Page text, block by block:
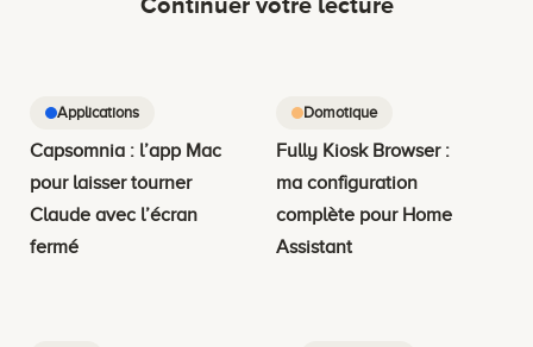
Applications
Capsomnia : l’app Mac
pour laisser tourner
Claude avec l’écran
fermé
Domotique
Fully Kiosk Browser :
ma configuration
complète pour Home
Assistant